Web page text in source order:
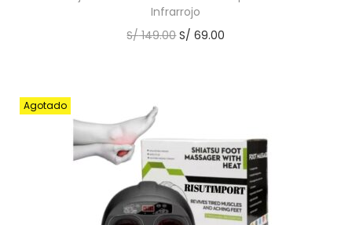
Infrarrojo
S/149.00 S/ 69.00
Agotado